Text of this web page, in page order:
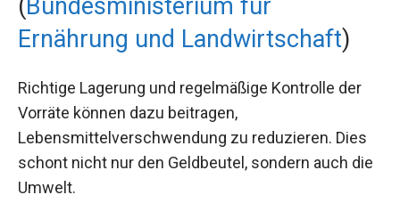
(Bundesministerium für
Ernährung und Landwirtschaft)
Richtige Lagerung und regelmäßige Kontrolle der
Vorräte können dazu beitragen,
Lebensmittelverschwendung zu reduzieren. Dies
schont nicht nur den Geldbeutel, sondern auch die
Umwelt.